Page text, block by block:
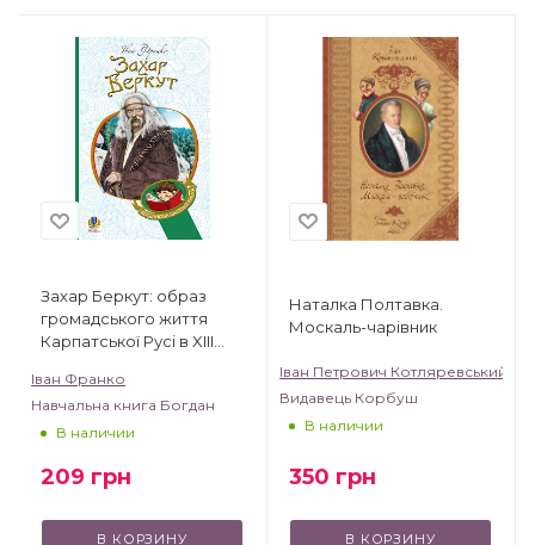
Захар Беркут: образ
громадського життя
Карпатської Русі в XIII
Іван Франко
Навчальна книга Богдан
В наличии
209 грн
В КОРЗИНУ
Наталка Полтавка.
Москаль-чарівник
Іван Петрович Котляревський
Видавець Корбуш
В наличии
350 грн
В КОРЗИНУ